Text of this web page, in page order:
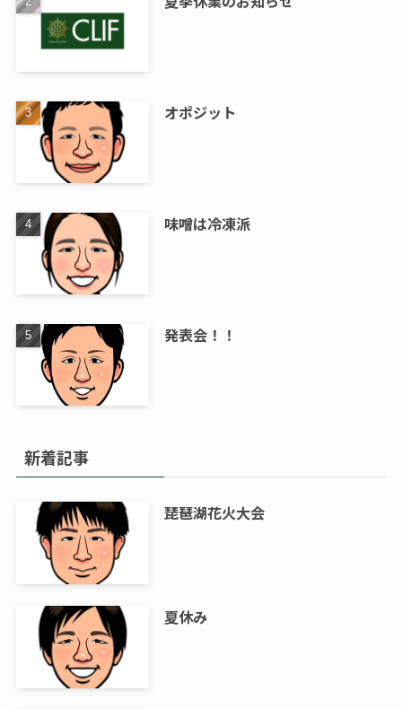
オポジット
味噌は冷凍派
発表会！！
新着記事
琵琶湖花火大会
夏休み